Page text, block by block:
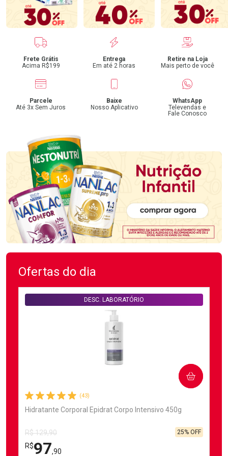
Benefícios
Frete Grátis
Acima R$199
Entrega
Em até 2 horas
Retire na Loja
Mais perto de você
Parcele
Até 3x Sem Juros
Baixe
Nosso Aplicativo
WhatsApp
Televendas e
Fale Conosco
Ofertas do dia
(43)
Hidratante Corporal Epidrat Corpo Intensivo 450g
DESC. LABORATÓRIO
R$ 129,90
R$97,90
25% OFF
COMPRAR